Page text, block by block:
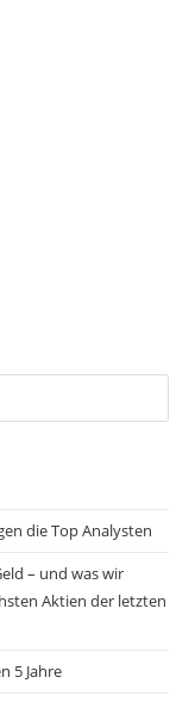
die Top Analysten
– und was wir
Aktien der letzten
5 Jahre